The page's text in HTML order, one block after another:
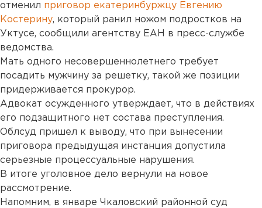
отменил приговор екатеринбуржцу Евгению
Костерину, который ранил ножом подростков на
Уктусе, сообщили агентству ЕАН в пресс-службе
ведомства.
Мать одного несовершеннолетнего требует
посадить мужчину за решетку, такой же позиции
придерживается прокурор.
Адвокат осужденного утверждает, что в действиях
его подзащитного нет состава преступления.
Облсуд пришел к выводу, что при вынесении
приговора предыдущая инстанция допустила
серьезные процессуальные нарушения.
В итоге уголовное дело вернули на новое
рассмотрение.
Напомним, в январе Чкаловский районной суд